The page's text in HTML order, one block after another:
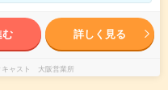
む 詳しく見る
キャスト 大阪営業所